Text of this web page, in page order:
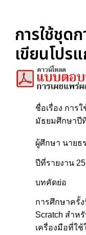
การใช้ชุด
เขียนโปร
ชื่อเรื่อง การ
มัธยมศึกษาปี
ผู้ศึกษา นายธ
ปีที่รายงาน
บทคัดย่อ
การศึกษาครั้
Scratch สำห
เครื่องมือที่ใ